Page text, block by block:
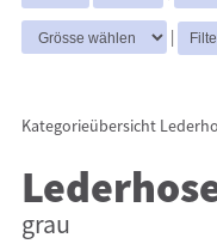
Männer
|
Kategorieübersicht
grau